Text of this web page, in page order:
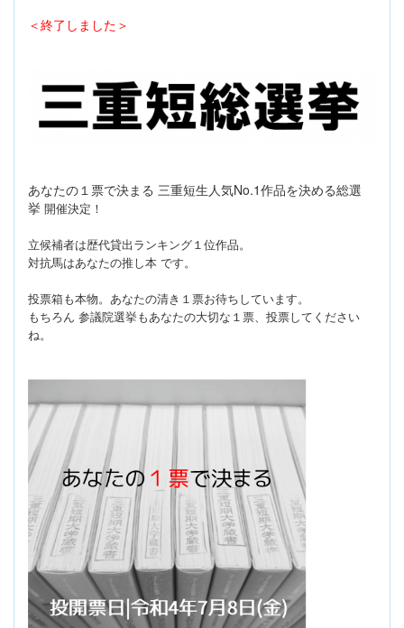
＜終了しました＞
あなたの１票で決まる 三重短生人気No.1作品を決める総選
挙 開催決定！
立候補者は歴代貸出ランキング１位作品。
対抗馬はあなたの推し本 です。
投票箱も本物。あなたの清き１票お待ちしています。
もちろん 参議院選挙もあなたの大切な１票、投票してください
ね。